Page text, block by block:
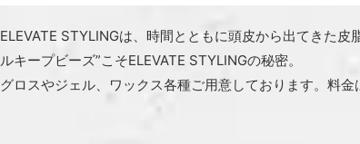
ELEVATE STYLINGは、時間とともに頭皮から出てきた
ルキープビーズ”こそELEVATE STYLINGの秘密。
グロスやジェル、ワックス各種ご用意しております。料